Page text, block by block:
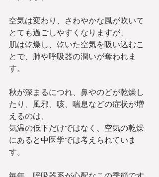
空気は変わり、さわやかな風が吹いて
とても過ごしやすくなりますが、
肌は乾燥し、乾いた空気を吸い込むこ
とで、肺や呼吸器の潤いが奪われま
す。
秋が深まるにつれ、鼻やのどが乾燥し
たり、風邪、咳、喘息などの症状が増
えるのは、
気温の低下だけではなく、空気の乾燥
にあると中医学では考えられていま
す。